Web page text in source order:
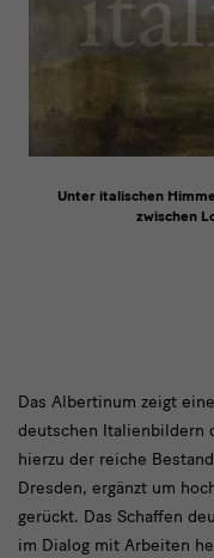
Unter italischen
zwischen
Modul
Text
Das Albertinum zeigt
deutschen Italienbildern
hierzu der reiche
Dresden, ergänzt um
gerückt. Das Schaffen
im Dialog mit Arbeiten